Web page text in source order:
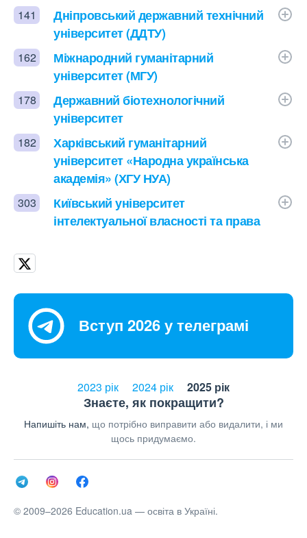
141
Дніпровський державний технічний
університет (ДДТУ)
162
Міжнародний гуманітарний
університет (МГУ)
178
Державний біотехнологічний
університет
182
Харківський гуманітарний
університет «Народна українська
академія» (ХГУ НУА)
303
Київський університет
інтелектуальної власності та права
Вступ 2026 у телеграмі
2023 рік 2024 рік 2025 рік
Знаєте, як покращити?
Напишіть нам, що потрібно виправити або видалити, і ми
щось придумаємо.
© 2009–2026 Education.ua — освіта в Україні.